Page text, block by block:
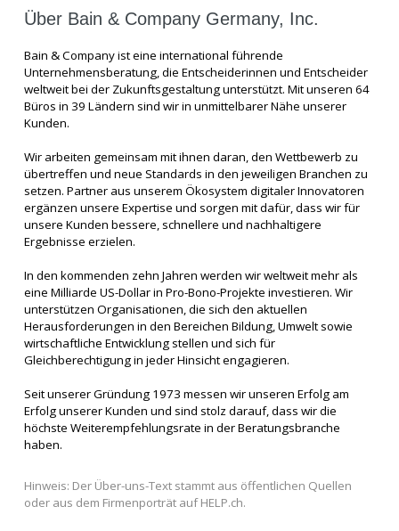
Über Bain & Company Germany, Inc.
Bain & Company ist eine international führende
Unternehmensberatung, die Entscheiderinnen und Entscheider
weltweit bei der Zukunftsgestaltung unterstützt. Mit unseren 64
Büros in 39 Ländern sind wir in unmittelbarer Nähe unserer
Kunden.
Wir arbeiten gemeinsam mit ihnen daran, den Wettbewerb zu
übertreffen und neue Standards in den jeweiligen Branchen zu
setzen. Partner aus unserem Ökosystem digitaler Innovatoren
ergänzen unsere Expertise und sorgen mit dafür, dass wir für
unsere Kunden bessere, schnellere und nachhaltigere
Ergebnisse erzielen.
In den kommenden zehn Jahren werden wir weltweit mehr als
eine Milliarde US-Dollar in Pro-Bono-Projekte investieren. Wir
unterstützen Organisationen, die sich den aktuellen
Herausforderungen in den Bereichen Bildung, Umwelt sowie
wirtschaftliche Entwicklung stellen und sich für
Gleichberechtigung in jeder Hinsicht engagieren.
Seit unserer Gründung 1973 messen wir unseren Erfolg am
Erfolg unserer Kunden und sind stolz darauf, dass wir die
höchste Weiterempfehlungsrate in der Beratungsbranche
haben.
Hinweis: Der Über-uns-Text stammt aus öffentlichen Quellen
oder aus dem Firmenporträt auf HELP.ch.